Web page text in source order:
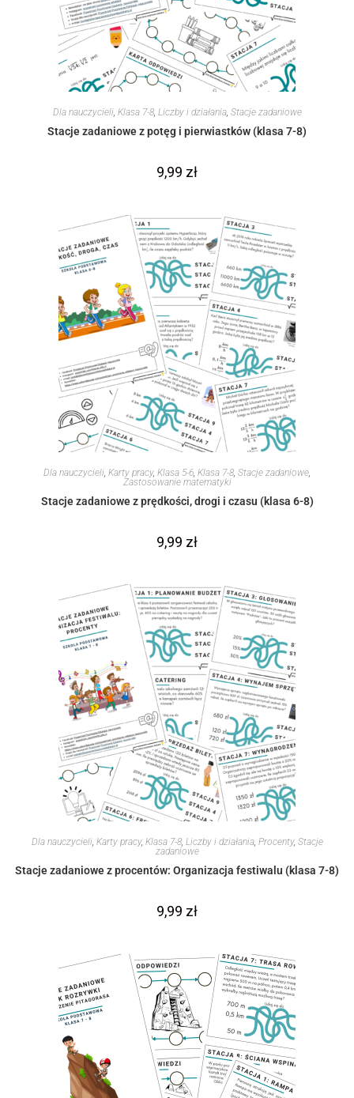
Dla nauczycieli, Klasa 7-8, Liczby i działania, Stacje zadaniowe
Stacje zadaniowe z potęg i pierwiastków (klasa 7-8)
9,99 zł
Dla nauczycieli Karty pracy, Klasa 5-6 Klasa 7-8 Stacje zadaniowe
Zastosowanie matematyki
Stacje zadaniowe z prędkości, drogi i czasu (klasa 6-8)
9,99 zł
Dla nauczycieli, Karty pracy, Klasa 7-8, Liczby i działania, Procenty, Stacje
zadaniowe
Stacje zadaniowe z procentów: Organizacja festiwalu (klasa 7-8)
9,99 zł